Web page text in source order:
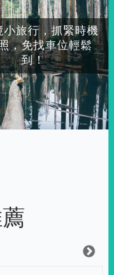
小旅行，抓緊時機
，免找車位輕鬆
到！